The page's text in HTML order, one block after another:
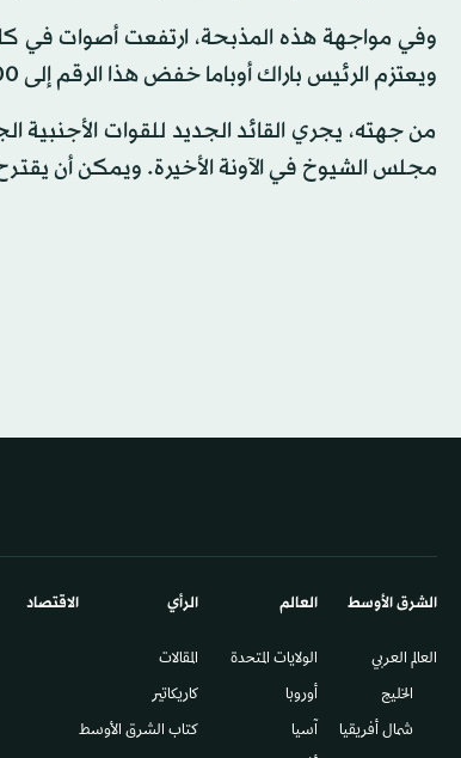
ويعتزم الرئيس باراك أوباما خفض هذا الرقم إلى 5500 بحلول عام 2017.
من جهته، يجري القائد الجديد للقوات الأجنبية
مجلس الشيوخ في الآونة الأخيرة. ويمكن أن
الشرق الأوسط​
العالم العربي
الخليج
شمال أفريقيا
العالم
الولايات المتحدة
أوروبا
آسيا
الرأي
المقالات
كاريكاتير
كتاب الشرق الأوسط
الاقتصاد